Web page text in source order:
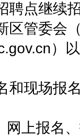
聘点继续
区管委会
）
现场报名
上报名、